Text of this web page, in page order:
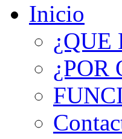
Inicio
¿QUE
¿POR